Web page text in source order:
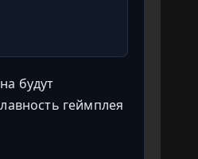
будут
геймплея